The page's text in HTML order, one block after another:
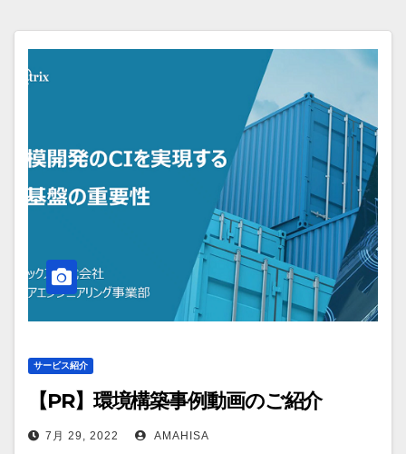
サービス紹介
【PR】環境構築事例動画のご紹介
7月 29, 2022 AMAHISA